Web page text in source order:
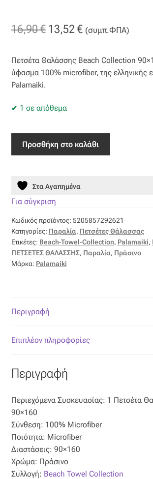
Βελουτέ
Γκρο
Δίχτυ
Επιπλόπανο
Ζακάρ
Μουσελίνα
Μπροκάρ
Οργάντζα
Οργάντζα διπλή
16,90€ Original
was:
13,52 €Η
τιμή
είναι:
(συμπ.ΦΠΑ)
Πετσέτα Θαλάσσης Beach Collection
ύφασμα 100% microfiber, της ελληνικής
Palamaiki.
1 σε απόθεμα
Πετσέτα
Θαλάσσης
90x160
NM14
Προσθήκη στο καλάθι
Στα Αγαπημένα
Για σύγκριση
Κωδικός προϊόντος: 5205857292621
Κατηγορίες: Παραλία, Πετσέτες Θάλασσας
Ετικέτες: Beach-Towel-Collection, Palamaiki,
ΠΕΤΣΕΤΕΣ ΘΑΛΑΣΣΗΣ, Παραλία, Πράσινο
Μάρκα: Palamaiki
Περιγραφή
Επιπλέον πληροφορίες
Περιγραφή
Περιεχόμενα Συσκευασίας: 1 Πετσέτα
90×160
Σύνθεση: 100% Microfiber
Ποιότητα: Microfiber
Διαστάσεις: 90×160
Χρώμα: Πράσινο
Συλλογή: Beach Towel Collection